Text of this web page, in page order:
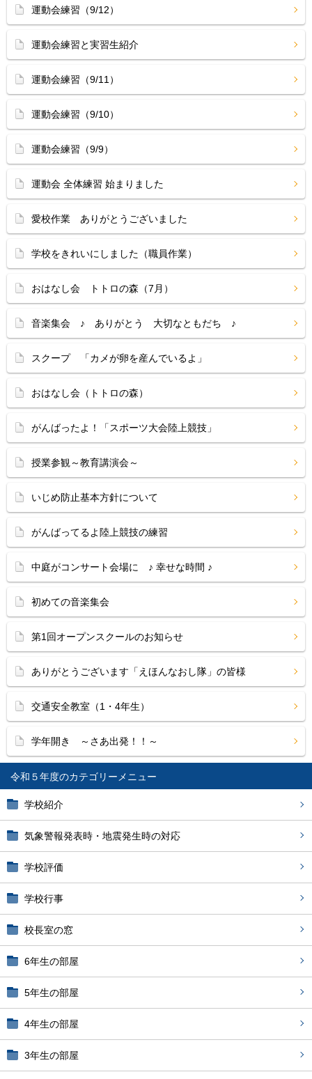
令和５年度
学校紹介
気象警報発表時・地震発生時の対応
学校評価
学校行事
校長室の窓
6年生の部屋
5年生の部屋
4年生の部屋
3年生の部屋
運動会練習（9/12）
運動会練習と実習生紹介
運動会練習（9/11）
運動会練習（9/10）
運動会練習（9/9）
運動会 全体練習 始まりました
愛校作業 ありがとうございました
学校をきれいにしました（職員作業）
おはなし会 トトロの森（7月）
音楽集会 ♪ ありがとう 大切なともだち ♪
スクープ 「カメが卵を産んでいるよ」
おはなし会（トトロの森）
がんばったよ！「スポーツ大会陸上競技」
授業参観～教育講演会～
いじめ防止基本方針について
がんばってるよ陸上競技の練習
中庭がコンサート会場に ♪ 幸せな時間 ♪
初めての音楽集会
第1回オープンスクールのお知らせ
ありがとうございます「えほんなおし隊」の皆様
交通安全教室（1・4年生）
学年開き ～さあ出発！！～